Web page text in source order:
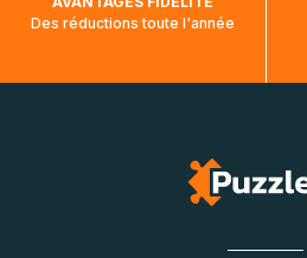
Des réductions toute l'année